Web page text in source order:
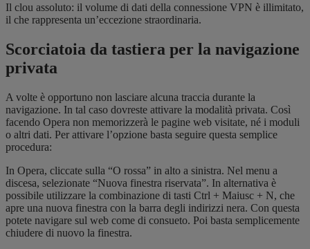
Il clou assoluto: il volume di dati della connessione VPN è illimitato,
il che rappresenta un’eccezione straordinaria.
Scorciatoia da tastiera per la navigazione
privata
A volte è opportuno non lasciare alcuna traccia durante la
navigazione. In tal caso dovreste attivare la modalità privata. Così
facendo Opera non memorizzerà le pagine web visitate, né i moduli
o altri dati. Per attivare l’opzione basta seguire questa semplice
procedura:
In Opera, cliccate sulla “O rossa” in alto a sinistra. Nel menu a
discesa, selezionate “Nuova finestra riservata”. In alternativa è
possibile utilizzare la combinazione di tasti Ctrl + Maiusc + N, che
apre una nuova finestra con la barra degli indirizzi nera. Con questa
potete navigare sul web come di consueto. Poi basta semplicemente
chiudere di nuovo la finestra.